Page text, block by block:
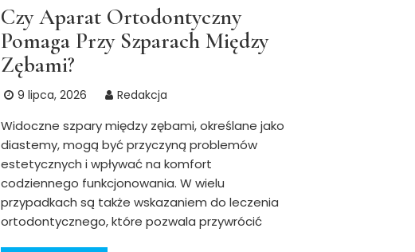
Czy Aparat Ortodontyczny
Pomaga Przy Szparach Między
Zębami?
9 lipca, 2026 Redakcja
Widoczne szpary między zębami, określane jako
diastemy, mogą być przyczyną problemów
estetycznych i wpływać na komfort
codziennego funkcjonowania. W wielu
przypadkach są także wskazaniem do leczenia
ortodontycznego, które pozwala przywrócić